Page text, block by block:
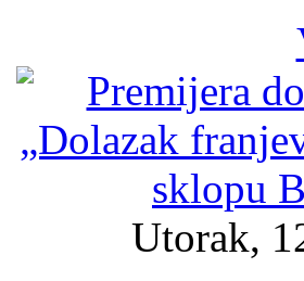
Utorak,